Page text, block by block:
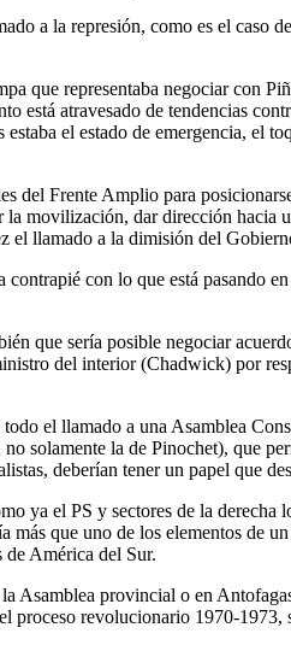
a la represión, como es el caso
que representaba negociar con
está atravesado de tendencias
el estado de emergencia, el
del Frente Amplio para
movilización, dar dirección hacia
el llamado a la dimisión del
con lo que está pasando
que sería posible negociar
del interior (Chadwick) por
el llamado a una Asamblea
solamente la de Pinochet), que
deberían tener un papel que
ya el PS y sectores de la derecha
que uno de los elementos de
de América del Sur.
Asamblea provincial o en
proceso revolucionario 1970-1973,